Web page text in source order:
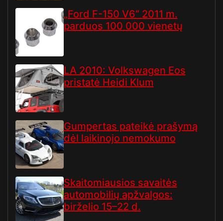
„Ford F-150 V6“ 2011 m.
parduos 100 000 vienetų
LA 2010: Volkswagen Eos
pristatė Heidi Klum
Gumpertas pateikė prašymą
dėl laikinojo nemokumo
Skaitomiausios savaitės
automobilių apžvalgos:
birželio 15–22 d.